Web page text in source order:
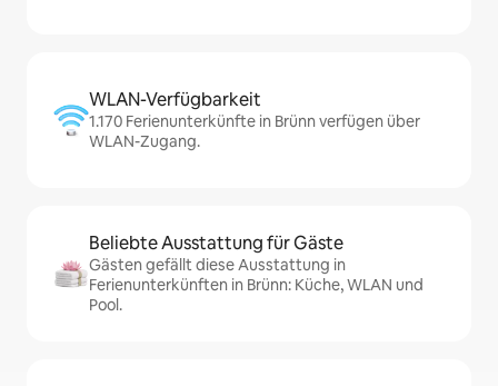
WLAN-Verfügbarkeit
1.170 Ferienunterkünfte in Brünn verfügen über
WLAN-Zugang.
Beliebte Ausstattung für Gäste
Gästen gefällt diese Ausstattung in
Ferienunterkünften in Brünn: Küche, WLAN und
Pool.